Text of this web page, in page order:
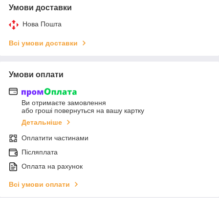
Умови доставки
Нова Пошта
Всі умови доставки
Умови оплати
Ви отримаєте замовлення
або гроші повернуться на вашу картку
Детальніше
Оплатити частинами
Післяплата
Оплата на рахунок
Всі умови оплати